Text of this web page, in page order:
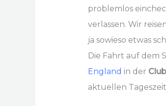
problemlos
verlassen. Wir
ja sowieso etwas
Die Fahrt auf dem
England in der
aktuellen